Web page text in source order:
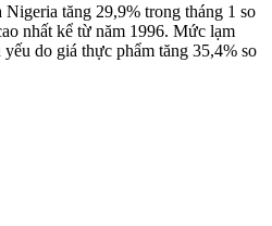
tăng 29,9% trong tháng 1 so
nhất kể từ năm 1996. Mức lạm
do giá thực phẩm tăng 35,4% so